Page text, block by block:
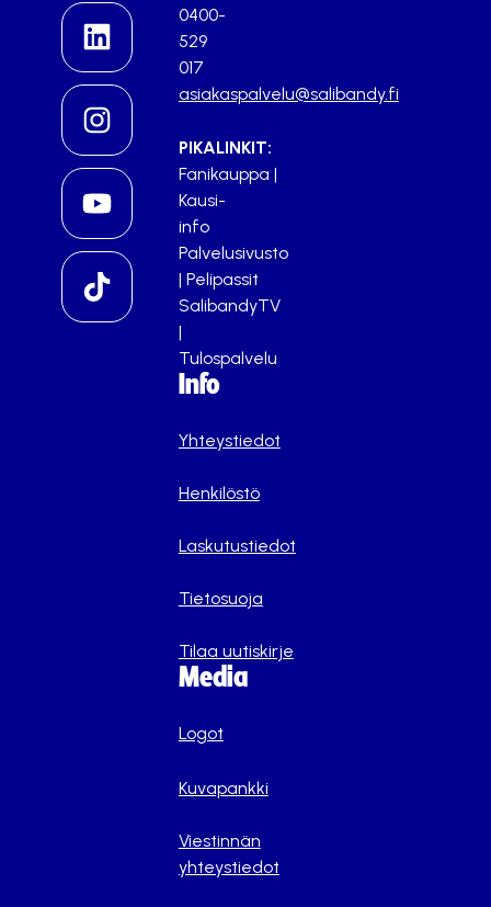
0400-
529
017
asiakaspalvelu@salibandy.fi
PIKALINKIT:
Fanikauppa |
Kausi-
info
Palvelusivusto
| Pelipassit
SalibandyTV
|
Tulospalvelu
Info
Yhteystiedot
Henkilöstö
Laskutustiedot
Tietosuoja
Tilaa uutiskirje
Media
Logot
Kuvapankki
Viestinnän
yhteystiedot